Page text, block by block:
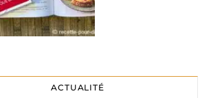
ACTUALITÉ